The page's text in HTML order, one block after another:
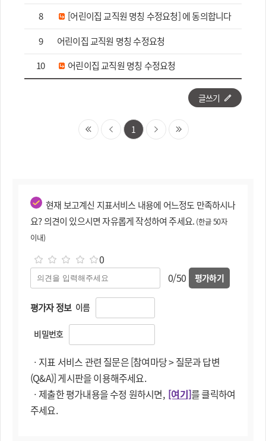
8
[어린이집 교직원 명칭 수정요청] 에 동의합니다
9
어린이집 교직원 명칭 수정요청
10
어린이집 교직원 명칭 수정요청
글쓰기
1
현재 보고계신 지표서비스 내용에 어느정도 만족하시나
요? 의견이 있으시면 자유롭게 작성하여 주세요. (한글 50자
이내)
0
0/50
평가하기
평가자 정보이름
비밀번호
ㆍ지표 서비스 관련 질문은 [참여마당 > 질문과 답변
(Q&A)] 게시판을 이용해주세요.
ㆍ제출한 평가내용을 수정 원하시면, [여기]를 클릭하여
주세요.